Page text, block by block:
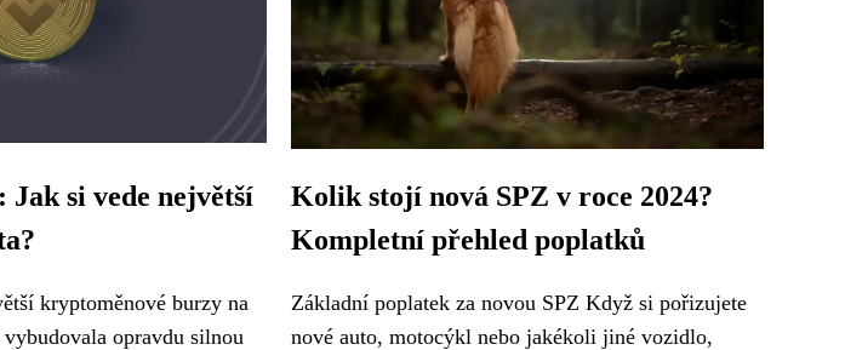
Jak si vede největší
kryptoměnové burzy na
opravdu silnou
Kolik stojí nová SPZ v roce 2024?
Kompletní přehled poplatků
Základní poplatek za novou SPZ Když si pořizujete
nové auto, motocýkl nebo jakékoli jiné vozidlo,